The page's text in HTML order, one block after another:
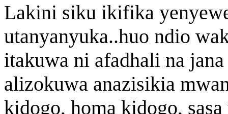
Lakini siku ikifika
utanyanyuka..huo ndio
itakuwa ni afadhali na
alizokuwa anazisikia
kidogo, homa kidogo,